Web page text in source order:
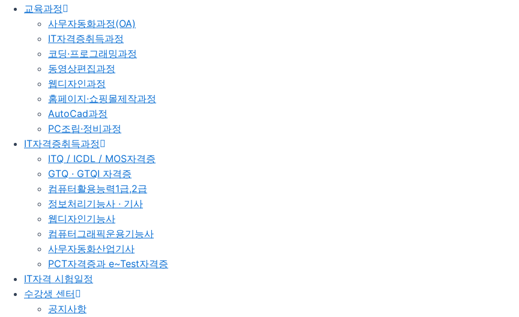
교육과정
사무자동화과정(OA)
IT자격증취득과정
코딩·프로그래밍과정
동영상편집과정
웹디자인과정
홈페이지·쇼핑몰제작과정
AutoCad과정
PC조립·정비과정
IT자격증취득과정
ITQ / ICDL / MOS자격증
GTQ · GTQI 자격증
컴퓨터활용능력1급,2급
정보처리기능사 · 기사
웹디자인기능사
컴퓨터그래픽운용기능사
사무자동화산업기사
PCT자격증과 e~Test자격증
IT자격 시험일정
수강생 센터
공지사항